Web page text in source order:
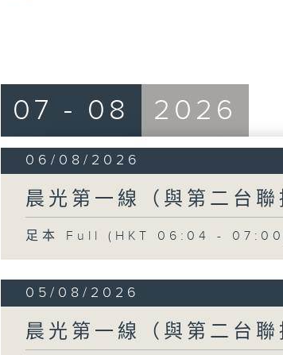
07 - 08 2026
06/08/2026
晨光第一線（與第二台聯
足本 Full (HKT 06:04 -
05/08/2026
晨光第一線（與第二台聯